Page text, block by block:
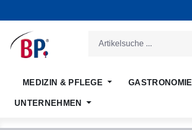
MEDIZIN & PFLEGE GASTRONOMIE
UNTERNEHMEN